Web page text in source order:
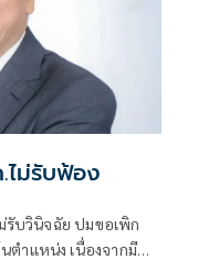
ไม่รับฟ้อง
รับวินิจฉัย ปมขอเพิก
ำแหน่ง เนื่องจากมี